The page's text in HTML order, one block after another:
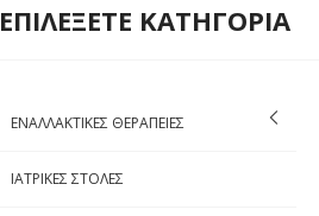
ΕΠΙΛΕΞΕΤΕ ΚΑΤΗΓΟΡΙΑ
ΕΝΑΛΛΑΚΤΙΚΕΣ ΘΕΡΑΠΕΙΕΣ
ΙΑΤΡΙΚΕΣ ΣΤΟΛΕΣ